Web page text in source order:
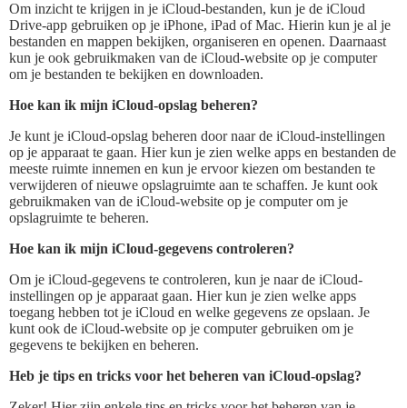
Om inzicht te krijgen in je iCloud-bestanden, kun je de iCloud
Drive-app gebruiken op je iPhone, iPad of Mac. Hierin kun je al je
bestanden en mappen bekijken, organiseren en openen. Daarnaast
kun je ook gebruikmaken van de iCloud-website op je computer
om je bestanden te bekijken en downloaden.
Hoe kan ik mijn iCloud-opslag beheren?
Je kunt je iCloud-opslag beheren door naar de iCloud-instellingen
op je apparaat te gaan. Hier kun je zien welke apps en bestanden de
meeste ruimte innemen en kun je ervoor kiezen om bestanden te
verwijderen of nieuwe opslagruimte aan te schaffen. Je kunt ook
gebruikmaken van de iCloud-website op je computer om je
opslagruimte te beheren.
Hoe kan ik mijn iCloud-gegevens controleren?
Om je iCloud-gegevens te controleren, kun je naar de iCloud-
instellingen op je apparaat gaan. Hier kun je zien welke apps
toegang hebben tot je iCloud en welke gegevens ze opslaan. Je
kunt ook de iCloud-website op je computer gebruiken om je
gegevens te bekijken en beheren.
Heb je tips en tricks voor het beheren van iCloud-opslag?